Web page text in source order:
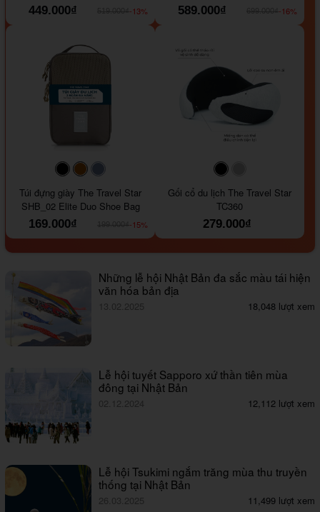
449.000₫
-13%
589.000₫
-16%
#000000#964B00
Túi đựng giày The Travel Star
SHB_02 Elite Duo Shoe Bag
169.000₫
-15%
#000000
Gối cổ du lịch The Travel Star
TC360
279.000₫
Những lễ hội Nhật Bản đa sắc màu tái hiện
văn hóa bản địa
13.02.2025 18,048 lượt xem
Lễ hội tuyết Sapporo xứ thần tiên mùa
đông tại Nhật Bản
02.12.2024 12,112 lượt xem
Lễ hội Tsukimi ngắm trăng mùa thu truyền
thống tại Nhật Bản
26.03.2025 11,499 lượt xem